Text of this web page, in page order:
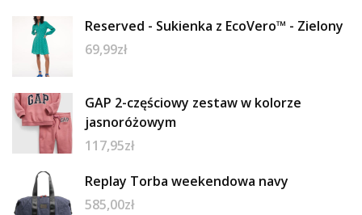
Reserved - Sukienka z EcoVero™ - Zielony
69,99zł
GAP 2-częściowy zestaw w kolorze
jasnoróżowym
117,95zł
Replay Torba weekendowa navy
585,00zł